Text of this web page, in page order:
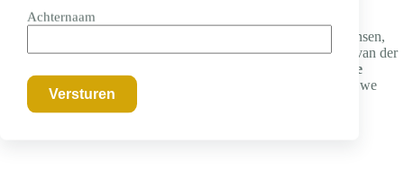
Achternaam
Kiza Magendane deelt zijn inzichten deze dag. Zo ook Dolf Jansen,
Kees Klomp, Dilara Bilgiç, Caroline Koetsenruijter en Rogier van der
moreel gedrag en de ethiek van je
organisatie duiken,
leren over inclusie, duurzaamheid, en hoe we
giftig gedoe op de werkplek kunnen aanpakken.